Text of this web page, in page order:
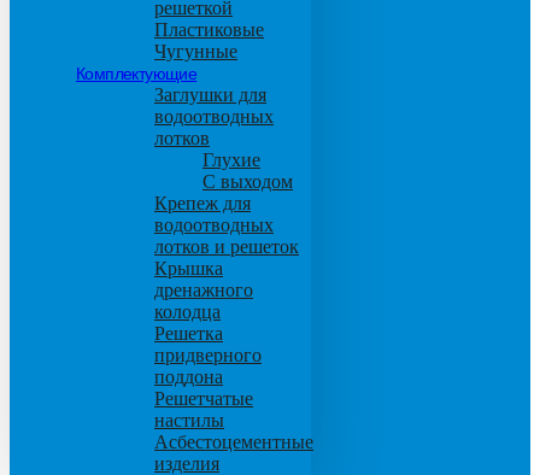
решеткой
Пластиковые
Чугунные
Комплектующие
Заглушки для
водоотводных
лотков
Глухие
С выходом
Крепеж для
водоотводных
лотков и решеток
Крышка
дренажного
колодца
Решетка
придверного
поддона
Решетчатые
настилы
Асбестоцементные
изделия